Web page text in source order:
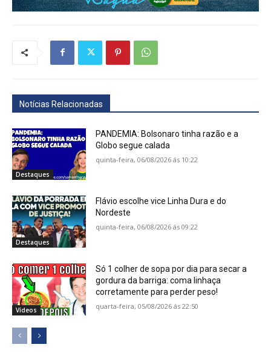
Notícias Relacionadas
Destaques
PANDEMIA: Bolsonaro tinha razão e a
Globo segue calada
quinta-feira, 06/08/2026 ás 10:22
Destaques
Flávio escolhe vice Linha Dura e do
Nordeste
quinta-feira, 06/08/2026 ás 09:22
Vídeos
Só 1 colher de sopa por dia para secar a
gordura da barriga: coma linhaça
corretamente para perder peso!
quarta-feira, 05/08/2026 ás 22:50